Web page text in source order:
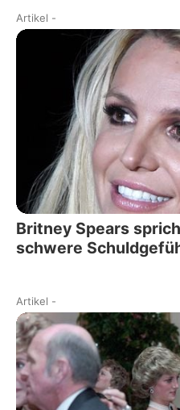
Artikel -
Britney Spears
schwere
Artikel -